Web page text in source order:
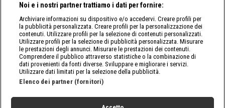
Noi e i nostri partner trattiamo i dati per fornire:
Archiviare informazioni su dispositivo e/o accedervi. Creare profili per
la pubblicità personalizzata. Creare profili per la personalizzazione dei
contenuti. Utilizzare profili per la selezione di contenuti personalizzati.
Utilizzare profili per la selezione di pubblicità personalizzata. Misurare
le prestazioni degli annunci. Misurare le prestazioni dei contenuti.
Comprendere il pubblico attraverso statistiche o la combinazione di
dati provenienti da fonti diverse. Sviluppare e migliorare i servizi.
Utilizzare dati limitati per la selezione della pubblicità.
Elenco dei partner (fornitori)